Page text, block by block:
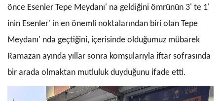
önce Esenler Tepe Meydanı' na geldiğini ömrünün 3' te 1'
inin Esenler' in en önemli noktalarından biri olan Tepe
Meydanı' nda geçtiğini, içerisinde olduğumuz mübarek
Ramazan ayında yıllar sonra komşularıyla iftar sofrasında
bir arada olmaktan mutluluk duyduğunu ifade etti.